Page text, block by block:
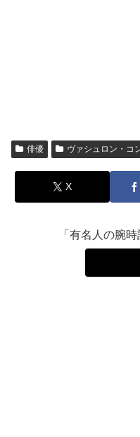
俳優 ヴァシュロン・コ
X
「有名人の腕